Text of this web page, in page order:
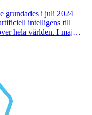
grundades i juli 2024
intelligens till
hela världen. I maj
bibliografisk